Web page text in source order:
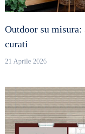
Outdoor su
curati
21 Aprile 2026